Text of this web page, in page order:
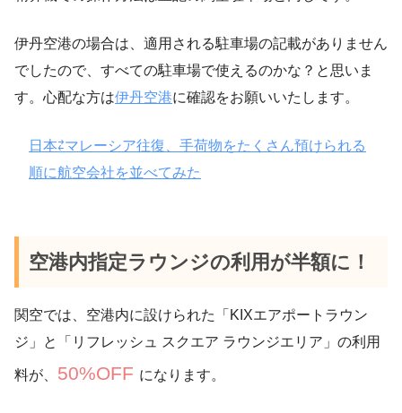
伊丹空港の場合は、適用される駐車場の記載がありません
でしたので、すべての駐車場で使えるのかな？と思いま
す。心配な方は伊丹空港に確認をお願いいたします。
日本⇄マレーシア往復、手荷物をたくさん預けられる
順に航空会社を並べてみた
空港内指定ラウンジの利用が半額に！
関空では、空港内に設けられた「KIXエアポートラウン
ジ」と「リフレッシュ スクエア ラウンジエリア」の利用
料が、 50%OFF になります。